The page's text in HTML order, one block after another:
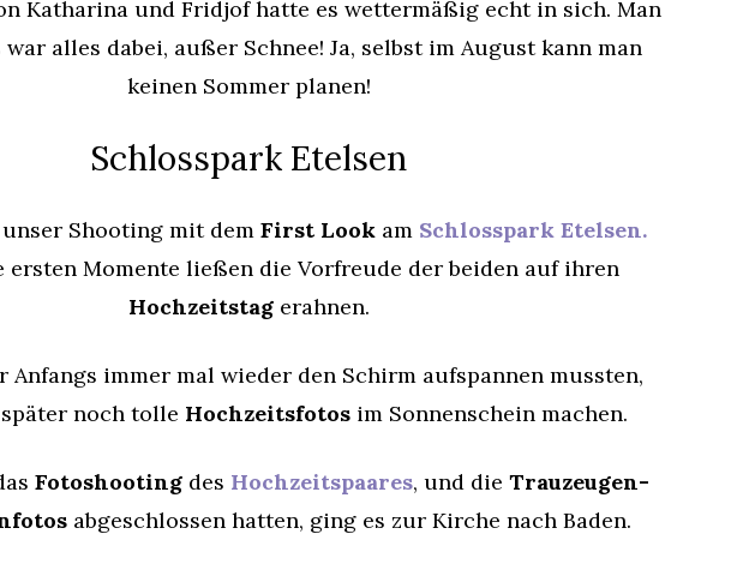
Katharina und Fridjof hatte es wettermäßig echt in sich. Man
war alles dabei, außer Schnee! Ja, selbst im August kann man
keinen Sommer planen!
Schlosspark Etelsen
Shooting mit demFirst Lookam Schlosspark Etelsen.
ersten Momente ließen die Vorfreude der beiden auf ihren
Hochzeitstag erahnen.
Anfangs immer mal wieder den Schirm aufspannen mussten,
noch tolle Hochzeitsfotosim Sonnenschein machen.
Fotoshootingdes Hochzeitspaares, und die Trauzeugen-
abgeschlossen hatten, ging es zur Kirche nach Baden.